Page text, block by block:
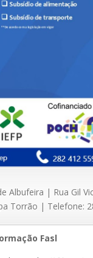
Albufeira | Rua Gil
Torrão | Telefone:
Fasl